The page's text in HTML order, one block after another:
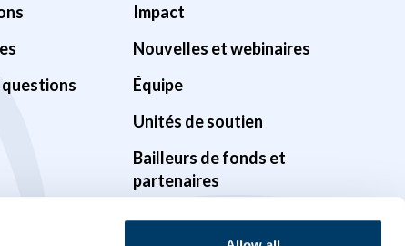
questions
Impact
Nouvelles et webinaires
Équipe
Unités de soutien
Bailleurs de fonds et
partenaires
Gouvernance